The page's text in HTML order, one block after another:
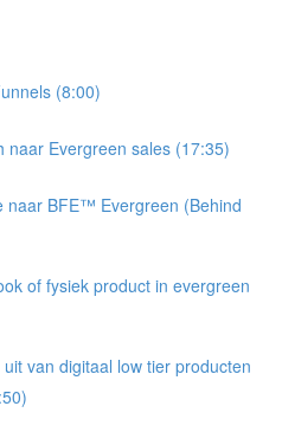
(8:00)
naar Evergreen sales (17:35)
naar BFE™ Evergreen (Behind
of fysiek product in evergreen
van digitaal low tier producten